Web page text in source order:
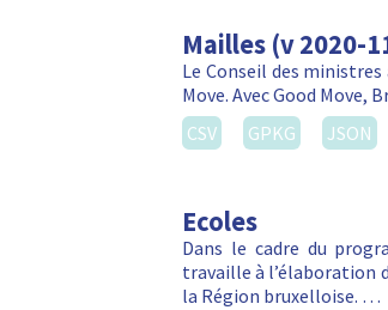
Mailles (v 2020-
Le Conseil des
Move. Avec Good
CSV
GPKG JSON
Ecoles
Dans le cadre du
travaille à l’élaboration
la Région bruxelloise. …